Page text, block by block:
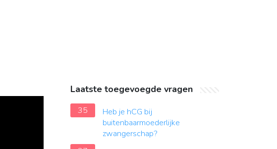
Laatste toegevoegde vragen
35
Heb je hCG bij
buitenbaarmoederlijke
zwangerschap?